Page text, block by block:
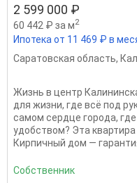
2 599 000 ₽
60 442 ₽ за м2
Ипотека от 11 469 ₽ в
Саратовская область,
Жизнь в центр
для жизни, где всё под
самом сердце города,
удобством? Эта
Кирпичный дом —
Собственник